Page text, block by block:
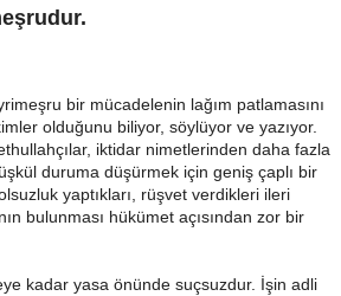
bir mücadelenin lağım patlamasını
olduğunu biliyor, söylüyor ve yazıyor.
iktidar nimetlerinden daha fazla
duruma düşürmek için geniş çaplı bir
yaptıkları, rüşvet verdikleri ileri
bulunması hükümet açısından zor bir
kadar yasa önünde suçsuzdur. İşin adli